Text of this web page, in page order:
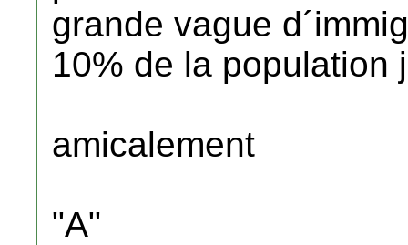
grande vague
10% de la population
amicalement
"A"